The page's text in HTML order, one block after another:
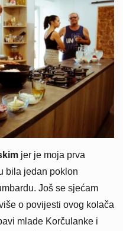
jer je moja prva
bila jedan poklon
Još se sjećam
o povijesti ovog kolača
mlade Korčulanke i